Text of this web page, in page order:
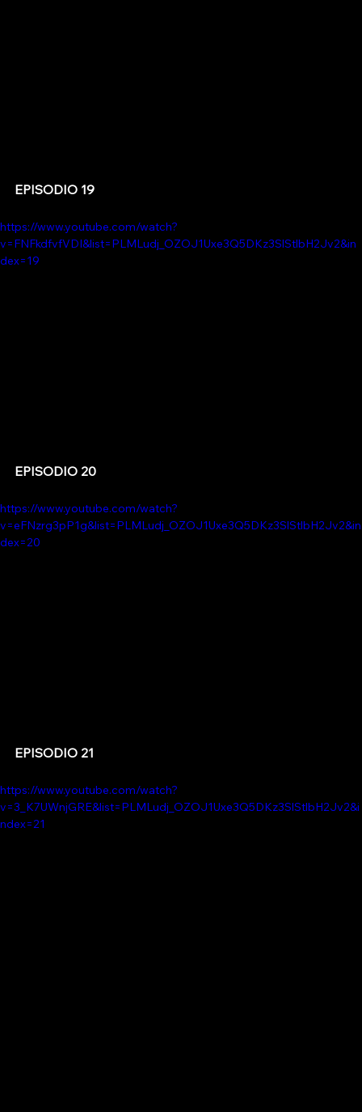
EPISODIO 19
https://www.youtube.com/watch?
v=FNFkdfvfVDI&list=PLMLudj_OZOJ1Uxe3Q5DKz3SlStlbH2Jv2&in
dex=19
EPISODIO 20
https://www.youtube.com/watch?
v=eFNzrg3pP1g&list=PLMLudj_OZOJ1Uxe3Q5DKz3SlStlbH2Jv2&in
dex=20
EPISODIO 21
https://www.youtube.com/watch?
v=3_K7UWnjGRE&list=PLMLudj_OZOJ1Uxe3Q5DKz3SlStlbH2Jv2&i
ndex=21